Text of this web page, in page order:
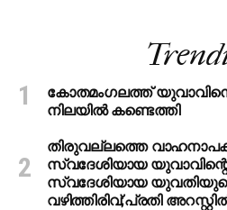
കോതമംഗലത്ത് യുവാവിനെ
നിലയിൽ കണ്ടെത്തി
തിരുവല്ലത്തെ
സ്വദേശിയായ
സ്വദേശിയായ
വഴിത്തിരിവ്;പ്രതി